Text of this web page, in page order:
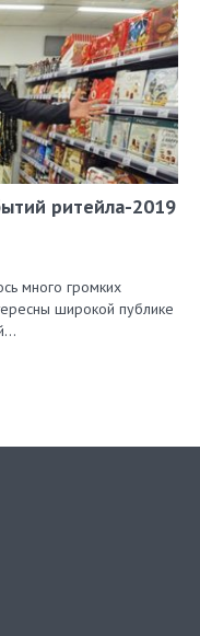
ритейла-2019
много громких
широкой публике